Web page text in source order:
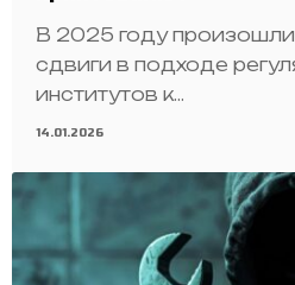
В 2025 году произошли
сдвиги в подходе
институтов к…
14.01.2026